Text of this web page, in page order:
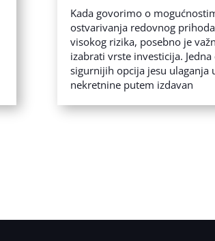
Kada govorimo o
ostvarivanja redovnog
visokog rizika, posebno je
izabrati vrste investicija. Jedna
sigurnijih opcija jesu ulaganja
nekretnine putem izdavan